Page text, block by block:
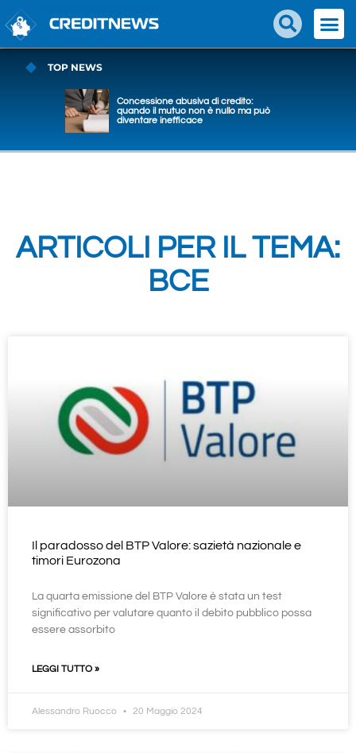
TOP NEWS
Concessione abusiva di credito:
quando il mutuo non è nullo ma può
diventare inefficace
ARTICOLI PER IL TEMA:
BCE
Il paradosso del BTP Valore: sazietà nazionale e
timori Eurozona
La quarta emissione del BTP Valore è stata un test
significativo per valutare quanto il debito pubblico possa
essere assorbito
LEGGI TUTTO »
Alessandro Ruocco 20 Maggio 2024